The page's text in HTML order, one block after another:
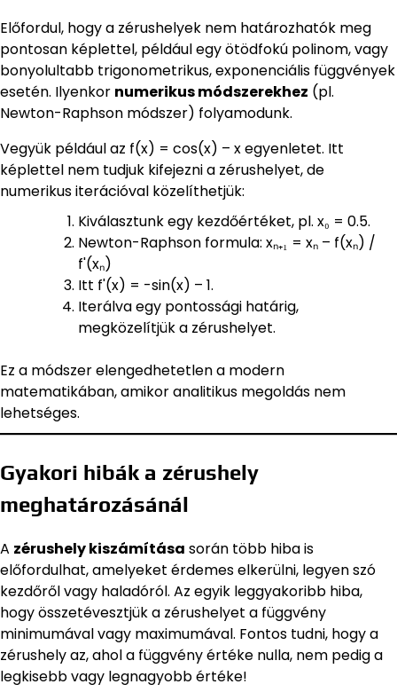
Előfordul, hogy a zérushelyek nem határozhatók meg
pontosan képlettel, például egy ötödfokú polinom, vagy
bonyolultabb trigonometrikus, exponenciális függvények
esetén. Ilyenkor numerikus módszerekhez (pl.
Newton-Raphson módszer) folyamodunk.
Vegyük például az f(x) = cos(x) – x egyenletet. Itt
képlettel nem tudjuk kifejezni a zérushelyet, de
numerikus iterációval közelíthetjük:
Kiválasztunk egy kezdőértéket, pl. x₀ = 0.5.
Newton-Raphson formula: xₙ₊₁ = xₙ – f(xₙ) /
f'(xₙ)
Itt f'(x) = -sin(x) – 1.
Iterálva egy pontossági határig,
megközelítjük a zérushelyet.
Ez a módszer elengedhetetlen a modern
matematikában, amikor analitikus megoldás nem
lehetséges.
Gyakori hibák a zérushely
meghatározásánál
A zérushely kiszámítása során több hiba is
előfordulhat, amelyeket érdemes elkerülni, legyen szó
kezdőről vagy haladóról. Az egyik leggyakoribb hiba,
hogy összetévesztjük a zérushelyet a függvény
minimumával vagy maximumával. Fontos tudni, hogy a
zérushely az, ahol a függvény értéke nulla, nem pedig a
legkisebb vagy legnagyobb értéke!